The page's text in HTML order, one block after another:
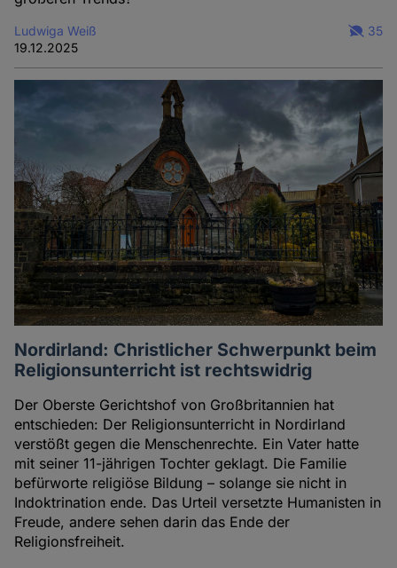
Ludwiga Weiß
19.12.2025
35
Nordirland: Christlicher Schwerpunkt beim
Religionsunterricht ist rechtswidrig
Der Oberste Gerichtshof von Großbritannien hat
entschieden: Der Religionsunterricht in Nordirland
verstößt gegen die Menschenrechte. Ein Vater hatte
mit seiner 11-jährigen Tochter geklagt. Die Familie
befürworte religiöse Bildung – solange sie nicht in
Indoktrination ende. Das Urteil versetzte Humanisten in
Freude, andere sehen darin das Ende der
Religionsfreiheit.